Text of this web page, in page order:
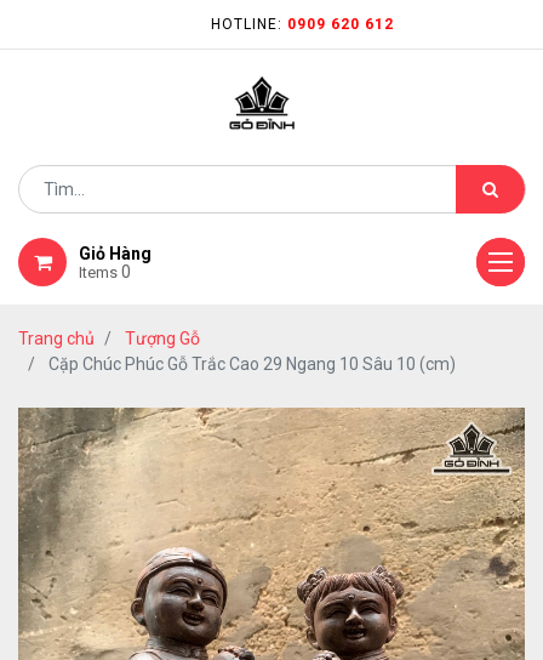
HOTLINE: 0909 620 612
Giỏ Hàng
Items 0
Trang chủ
Tượng Gỗ
Cặp Chúc Phúc Gỗ Trắc Cao 29 Ngang 10 Sâu 10 (cm)